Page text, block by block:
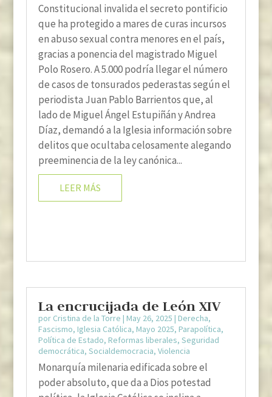
Constitucional invalida el secreto pontificio
que ha protegido a mares de curas incursos
en abuso sexual contra menores en el país,
gracias a ponencia del magistrado Miguel
Polo Rosero. A 5.000 podría llegar el número
de casos de tonsurados pederastas según el
periodista Juan Pablo Barrientos que, al
lado de Miguel Ángel Estupiñán y Andrea
Díaz, demandó a la Iglesia información sobre
delitos que ocultaba celosamente alegando
preeminencia de la ley canónica...
LEER MÁS
La encrucijada de León XIV
por Cristina de la Torre | May 26, 2025 | Derecha,
Fascismo, Iglesia Católica, Mayo 2025, Parapolítica,
Política de Estado, Reformas liberales, Seguridad
democrática, Socialdemocracia, Violencia
Monarquía milenaria edificada sobre el
poder absoluto, que da a Dios potestad